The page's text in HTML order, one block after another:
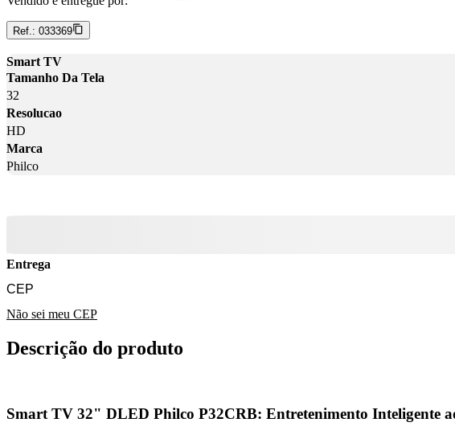
Ref.: 033369
Smart TV
Tamanho Da Tela
32
Resolucao
HD
Marca
Philco
Entrega
Não sei meu CEP
Descrição do produto
Smart TV 32" DLED Philco P32CRB: Entretenimento Inteligente